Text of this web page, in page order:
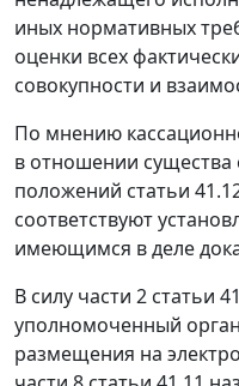
иных нормативных
оценки всех
совокупности и
По мнению
в отношении
положений статьи
соответствуют
имеющимся в деле
В силу части 2 статьи
уполномоченный
размещения на